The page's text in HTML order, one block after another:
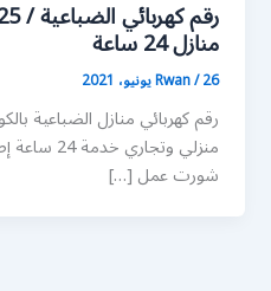
منازل 24 ساعة
Rwan/26 يونيو، 2021
رقم كهربائي منازل الضباعية
منزلي
شورت عمل […]